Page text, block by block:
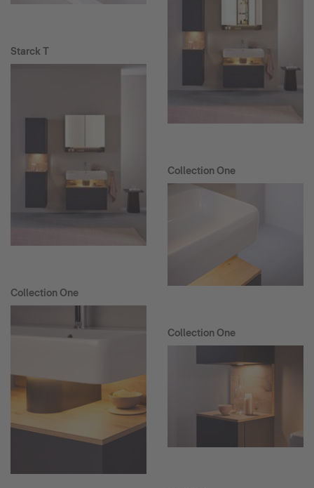
Starck T
Collection One
Collection One
Collection One